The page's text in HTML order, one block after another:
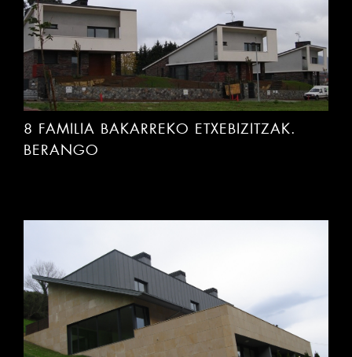
8 FAMILIA BAKARREKO ETXEBIZITZAK.
BERANGO